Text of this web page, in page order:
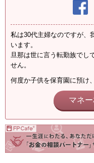
私は30代主婦なのですが、
います。
旦那は世に言う転勤族でし
せん。
何度か子供を保育園に預け
マネ